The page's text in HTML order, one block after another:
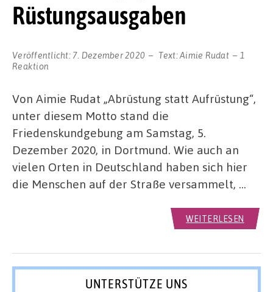
Rüstungsausgaben
Veröffentlicht: 7. Dezember 2020 Text:Aimie Rudat
1
Reaktion
Von Aimie Rudat „Abrüstung statt Aufrüstung“,
unter diesem Motto stand die
Friedenskundgebung am Samstag, 5.
Dezember 2020, in Dortmund. Wie auch an
vielen Orten in Deutschland haben sich hier
die Menschen auf der Straße versammelt, …
WEITERLESEN
UNTERSTÜTZE UNS